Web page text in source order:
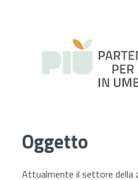
Oggetto
Attualmente il settore della